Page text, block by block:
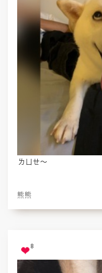
ㄌㄩㄝ～
熊熊
8